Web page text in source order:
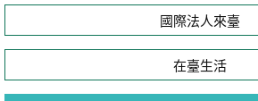
國際法人來臺
在臺生活